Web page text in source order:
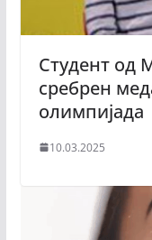
Студент од
сребрен
олимпијада
10.03.2025